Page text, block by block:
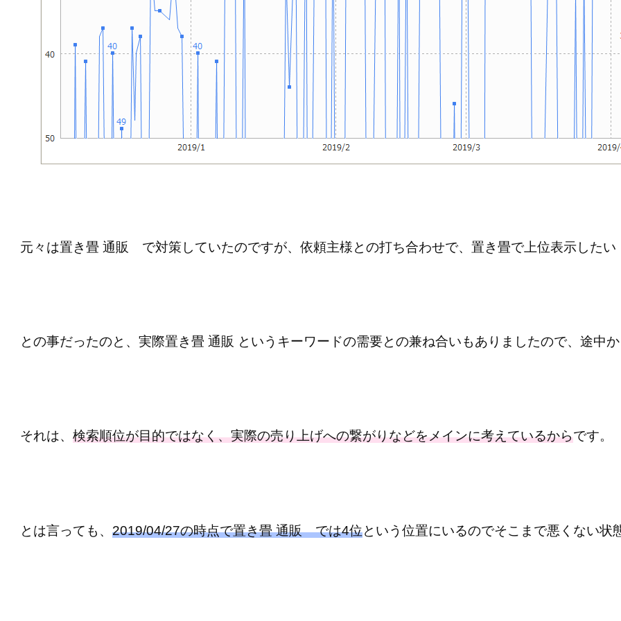
元々は置き畳 通販 で対策していたのですが、依頼主様との打ち合わせで、置き畳で上位表示したい
との事だったのと、実際置き畳 通販 というキーワードの需要との兼ね合いもありましたので、途中
それは、 検索順位が目的ではなく、実際の売り上げへの繋がりなどをメインに考えているからです。
とは言っても、 2019/04/27の時点で置き畳 通販 では4位という位置にいるのでそこまで悪くない状